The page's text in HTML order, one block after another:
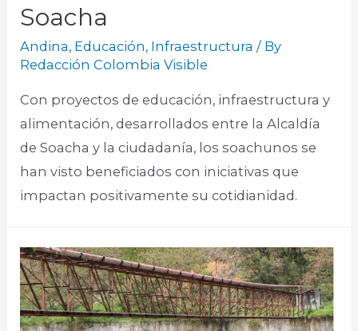
Soacha
Andina, Educación, Infraestructura / By
Redacción Colombia Visible
Con proyectos de educación, infraestructura y
alimentación, desarrollados entre la Alcaldía
de Soacha y la ciudadanía, los soachunos se
han visto beneficiados con iniciativas que
impactan positivamente su cotidianidad.